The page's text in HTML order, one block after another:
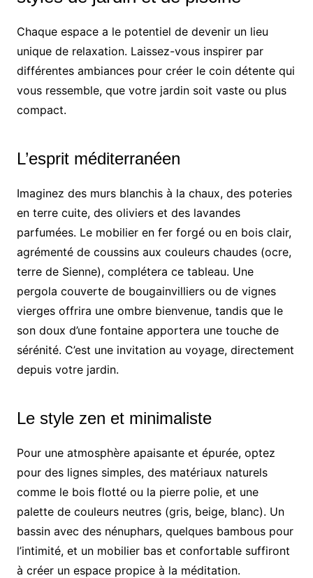
Chaque espace a le potentiel de devenir un lieu
unique de relaxation. Laissez-vous inspirer par
différentes ambiances pour créer le coin détente qui
vous ressemble, que votre jardin soit vaste ou plus
compact.
L’esprit méditerranéen
Imaginez des murs blanchis à la chaux, des poteries
en terre cuite, des oliviers et des lavandes
parfumées. Le mobilier en fer forgé ou en bois clair,
agrémenté de coussins aux couleurs chaudes (ocre,
terre de Sienne), complétera ce tableau. Une
pergola couverte de bougainvilliers ou de vignes
vierges offrira une ombre bienvenue, tandis que le
son doux d’une fontaine apportera une touche de
sérénité. C’est une invitation au voyage, directement
depuis votre jardin.
Le style zen et minimaliste
Pour une atmosphère apaisante et épurée, optez
pour des lignes simples, des matériaux naturels
comme le bois flotté ou la pierre polie, et une
palette de couleurs neutres (gris, beige, blanc). Un
bassin avec des nénuphars, quelques bambous pour
l’intimité, et un mobilier bas et confortable suffiront
à créer un espace propice à la méditation.